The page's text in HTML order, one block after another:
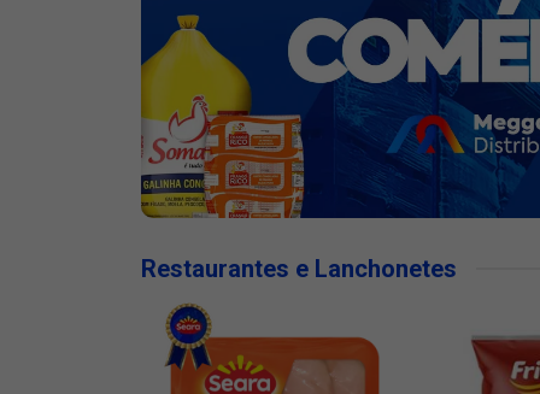
Restaurantes e Lanchonetes